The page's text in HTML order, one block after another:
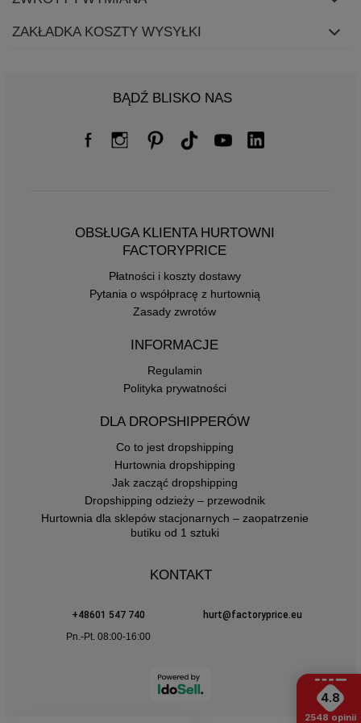
ZAKŁADKA KOSZTY WYSYŁKI
BĄDŹ BLISKO NAS
OBSŁUGA KLIENTA HURTOWNI
FACTORYPRICE
Płatności i koszty dostawy
Pytania o współpracę z hurtownią
Zasady zwrotów
INFORMACJE
Regulamin
Polityka prywatności
DLA DROPSHIPPERÓW
Co to jest dropshipping
Hurtownia dropshipping
Jak zacząć dropshipping
Dropshipping odzieży – przewodnik
Hurtownia dla sklepów stacjonarnych – zaopatrzenie
butiku od 1 sztuki
KONTAKT
+48601 547 740
hurt@factoryprice.eu
Pn.-Pt. 08:00-16:00
4.8
2548 opinii